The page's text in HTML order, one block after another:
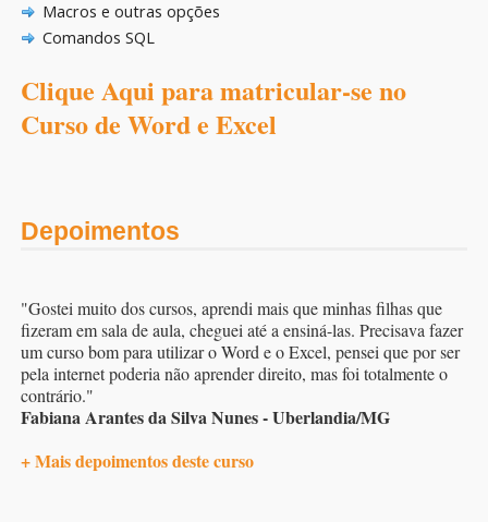
Macros e outras opções
Comandos SQL
Clique Aqui para matricular-se no
Curso de Word e Excel
Depoimentos
"Gostei muito dos cursos, aprendi mais que minhas filhas que
fizeram em sala de aula, cheguei até a ensiná-las. Precisava fazer
um curso bom para utilizar o Word e o Excel, pensei que por ser
pela internet poderia não aprender direito, mas foi totalmente o
contrário."
Fabiana Arantes da Silva Nunes - Uberlandia/MG
+ Mais depoimentos deste curso